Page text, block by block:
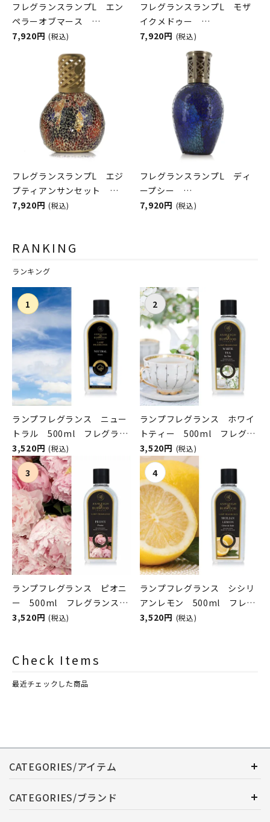
フレグランスランプL エン
ペラーオブマース
ASHLEIGH&BURWOOD（ア
シュレイアンドバーウッド）
7,920円 (税込)
フレグランスランプL モザ
イクメドゥー
ASHLEIGH&BURWOOD（ア
シュレイアンドバーウッド）
7,920円 (税込)
フレグランスランプL エジ
プティアンサンセット
ASHLEIGH&BURWOOD（ア
7,920円 (税込)
フレグランスランプL ディ
ープシー
ASHLEIGH&BURWOOD（ア
7,920円 (税込)
RANKING
ランキング
ランプフレグランス ニュー
トラル 500ml フレグラン
スランプ用オイル
ASHLEIGH&BURWOOD（ア
シュレイアンドバーウッド）
3,520円 (税込)
ランプフレグランス ホワイ
トティー 500ml フレグラ
ンスランプ用オイル
ASHLEIGH&BURWOOD（ア
シュレイアンドバーウッド）
3,520円 (税込)
ランプフレグランス ピオニ
ー 500ml フレグランスラ
ンプ用オイル
3,520円 (税込)
ランプフレグランス シシリ
アンレモン 500ml フレグ
ランスランプ用オイル
3,520円 (税込)
Check Items
最近チェックした商品
CATEGORIES/アイテム
CATEGORIES/ブランド